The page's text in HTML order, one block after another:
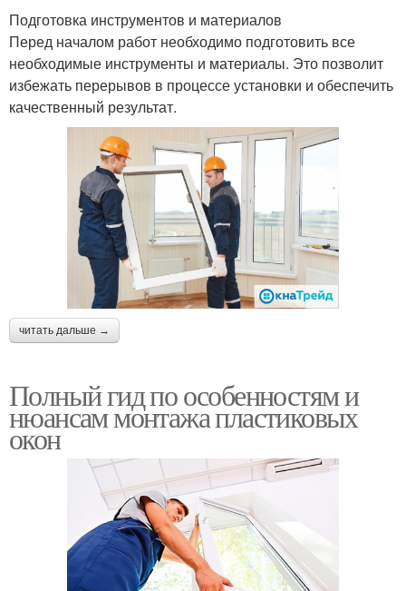
Подготовка инструментов и материалов
Перед началом работ необходимо подготовить все
необходимые инструменты и материалы. Это позволит
избежать перерывов в процессе установки и обеспечить
качественный результат.
читать дальше →
Полный гид по особенностям и
нюансам монтажа пластиковых
окон